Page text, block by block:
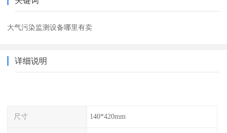
大气污染监测设备哪里有卖
详细说明
尺寸 140*420mm